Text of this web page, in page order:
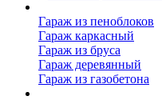
Гараж из пеноблоков
Гараж каркасный
Гараж из бруса
Гараж деревянный
Гараж из газобетона